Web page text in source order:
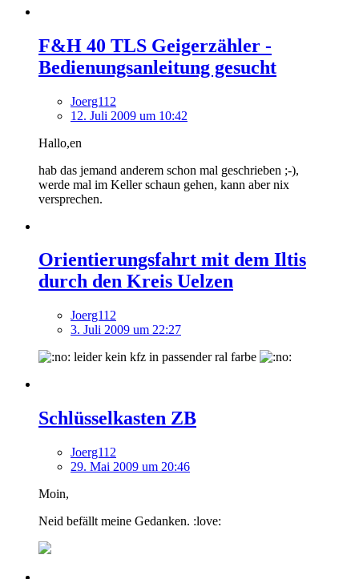
F&H 40 TLS Geigerzähler -
Bedienungsanleitung gesucht
Joerg112
12. Juli 2009 um 10:42
Hallo,en
hab das jemand anderem schon mal geschrieben ;-),
werde mal im Keller schaun gehen, kann aber nix
versprechen.
Orientierungsfahrt mit dem Iltis
durch den Kreis Uelzen
Joerg112
3. Juli 2009 um 22:27
leider kein kfz in passender ral farbe
Schlüsselkasten ZB
Joerg112
29. Mai 2009 um 20:46
Moin,
Neid befällt meine Gedanken. :love: